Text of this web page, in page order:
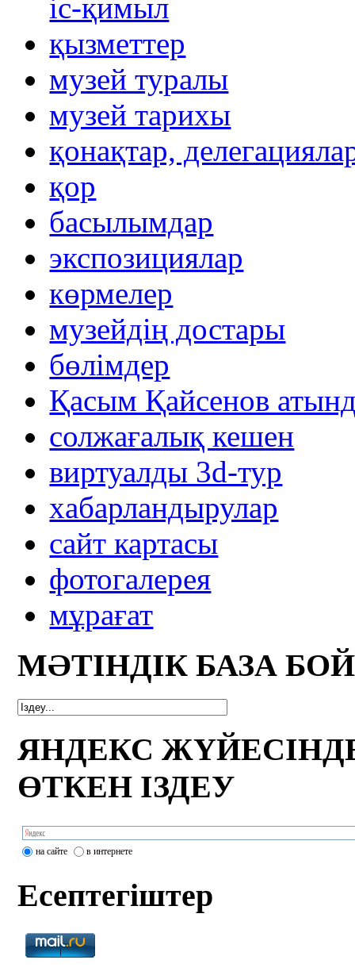
іс-қимыл
қызметтер
музей туралы
музей тарихы
қонақтар,
қор
басылымдар
экспозициялар
көрмелер
музейдің достары
бөлімдер
Қасым Қайсенов
солжағалық кешен
виртуалды 3d-тур
xабарландырулар
сайт картасы
фотогалерея
мұрағат
МӘТІНДІК БАЗА
ЯНДЕКС
ӨТКЕН ІЗДЕУ
на сайте в интернете
Есептегіштер